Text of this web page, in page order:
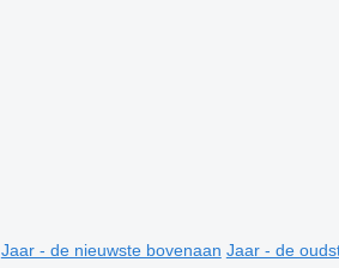
Jaar - de nieuwste bovenaan Jaar - de